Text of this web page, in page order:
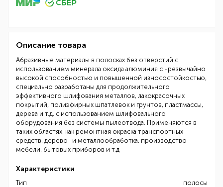
Описание товара
Абразивные материалы в полосках без отверстий с
использованием минерала оксида алюминия с чрезвычайно
высокой способностью и повышенной износостойкостью,
специально разработаны для продолжительного
эффективного шлифования металлов, лакокрасочных
покрытий, полиэфирных шпатлевок и грунтов, пластмассы,
дерева и т.д. с использованием шлифовального
оборудования без системы пылеотвода. Применяются в
таких областях, как ремонтная окраска транспортных
средств, дерево- и металлообработка, производство
мебели, бытовых приборов и т.д
Характеристики
Тип
полосы